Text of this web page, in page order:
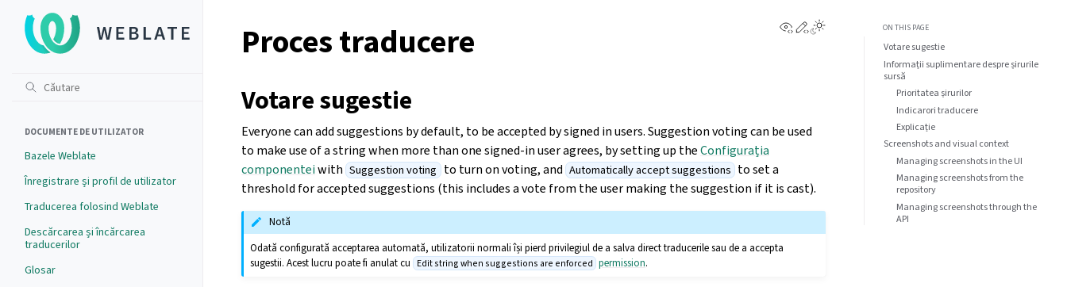
DOCUMENTE DE UTILIZATOR
Bazele Weblate
Înregistrare și profil de utilizator
Traducerea folosind Weblate
Descărcarea și încărcarea
traducerilor
Glosar
View this page
Edit this page
Proces traducere
Votare sugestie
Everyone can add suggestions by default, to be accepted by signed in users. Suggestion voting can be used
to make use of a string when more than one signed-in user agrees, by setting up theConfigurația
componenteiwith Suggestion voting to turn on voting, and Automatically accept suggestions to set a
threshold for accepted suggestions (this includes a vote from the user making the suggestion if it is cast).
Notă
Odată configurată acceptarea automată, utilizatorii normali își pierd privilegiul de a salva direct traducerile sau de a accepta
sugestii. Acest lucru poate fi anulat cu Edit string when suggestions are enforced permission.
ON THIS PAGE
Votare sugestie
Informații suplimentare despre șirurile
sursă
Prioritatea șirurilor
Indicarori traducere
Explicație
Screenshots and visual context
Managing screenshots in the UI
Managing screenshots from the
repository
Managing screenshots through the
API